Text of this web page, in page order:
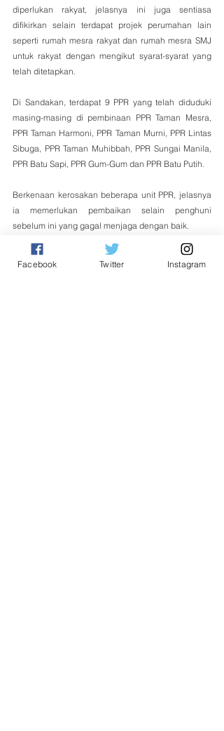
diperlukan rakyat, jelasnya ini juga sentiasa
difikirkan selain terdapat projek perumahan lain
seperti rumah mesra rakyat dan rumah mesra SMJ
untuk rakyat dengan mengikut syarat-syarat yang
telah ditetapkan.
Di Sandakan, terdapat 9 PPR yang telah diduduki
masing-masing di pembinaan PPR Taman Mesra,
PPR Taman Harmoni, PPR Taman Murni, PPR Lintas
Sibuga, PPR Taman Muhibbah, PPR Sungai Manila,
PPR Batu Sapi, PPR Gum-Gum dan PPR Batu Putih.
Berkenaan kerosakan beberapa unit PPR, jelasnya
ia memerlukan pembaikan selain penghuni
sebelum ini yang gagal menjaga dengan baik.
Pada majlis sama, Joachim turut menyantuni
penduduk PPR Taman Harmoni selain
Facebook Twitter Instagram